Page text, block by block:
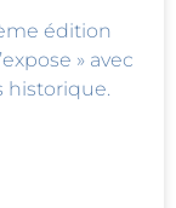
édition
» avec
historique.